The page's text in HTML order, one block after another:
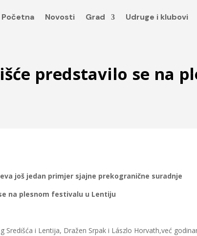
Početna Novosti Grad Udruge i klubovi
predstavilo se na
još jedan primjer sjajne prekogranične suradnje
na plesnom festivalu u Lentiju
Središća i Lentija, Dražen Srpak i Lászlo Horvath,već